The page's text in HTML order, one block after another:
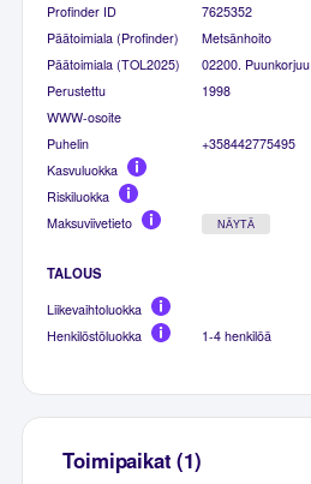
Profinder ID
7625352
Päätoimiala (Profinder)
Metsänhoito
Päätoimiala (TOL2025)
02200. Puunkorjuu
Perustettu
1998
WWW-osoite
Puhelin
+358442775495
Kasvuluokka
Riskiluokka
Maksuviivetieto
NÄYTÄ
TALOUS
Liikevaihtoluokka
Henkilöstöluokka
1-4 henkilöä
Toimipaikat (1)